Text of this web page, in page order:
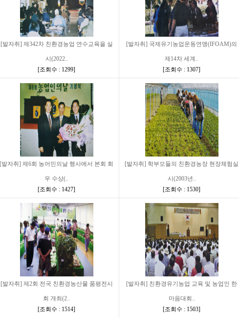
[발자취] 제342차 친환경농업 연수교육을 실
시(2022..
[조회수 : 1299]
[발자취] 국제유기농업운동연맹(IFOAM)의
제14차 세계..
[조회수 : 1307]
[발자취] 제6회 농어민의날 행사에서 본회 회
우 수상(..
[조회수 : 1427]
[발자취] 학부모들의 친환경농장 현장체험실
시(2003년..
[조회수 : 1530]
[발자취] 제2회 전국 친환경농산물 품평전시
회 개최(2..
[조회수 : 1514]
[발자취] 친환경유기농업 교육 및 농업인 한
마음대회..
[조회수 : 1503]